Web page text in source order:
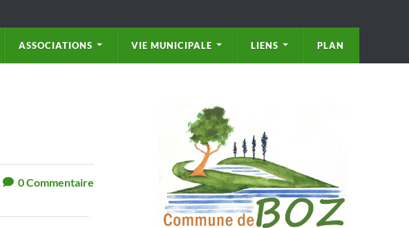
ASSOCIATIONS VIE MUNICIPALE LIENS PLAN
0Commentaire